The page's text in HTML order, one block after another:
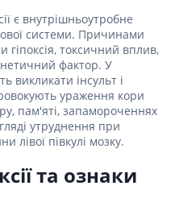
є внутрішньоутробне
системи. Причинами
токсичний вплив,
фактор. У
викликати інсульт і
ураження кори
пам'яті, запамороченнях
утруднення при
лівої півкулі мозку.
та ознаки